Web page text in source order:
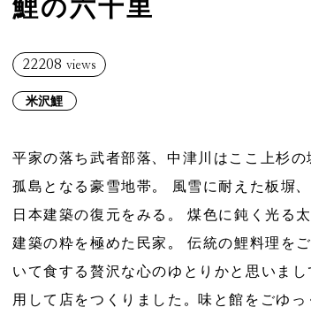
鯉の六十里
22208 views
米沢鯉
平家の落ち武者部落、中津川はここ上杉
孤島となる豪雪地帯。 風雪に耐えた板塀
日本建築の復元をみる。 煤色に鈍く光る
建築の粋を極めた民家。 伝統の鯉料理を
いて食する贅沢な心のゆとりかと思いま
用して店をつくりました。味と館をごゆっ